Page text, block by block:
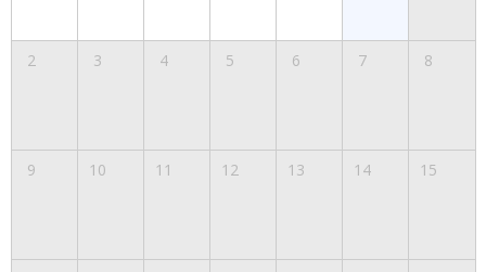
2 3 4 5 6 7 8
9 10 11 12 13 14 15